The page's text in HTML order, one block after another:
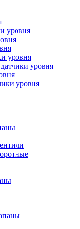
уровня
уровня
уровня
уровня